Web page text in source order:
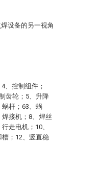
设备的另一视角
、控制组件；
齿轮；5、升降
杆；63、蜗
接机；8、焊丝
走电机；10、
；12、竖直稳